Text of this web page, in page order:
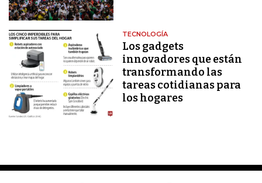
TECNOLOGÍA
Los gadgets
innovadores que están
transformando las
tareas cotidianas para
los hogares